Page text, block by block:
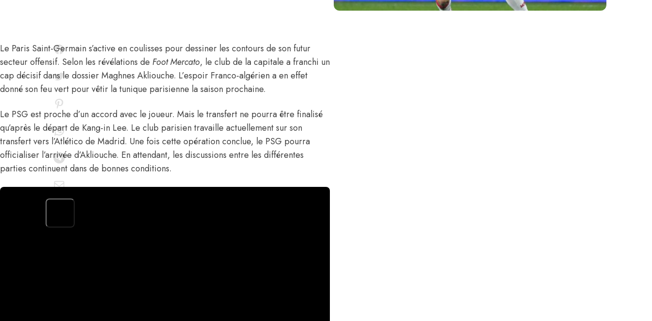
Le Paris Saint-Germain s’active en coulisses pour dessiner les contours de son futur
secteur offensif. Selon les révélations de Foot Mercato, le club de la capitale a franchi un
cap décisif dans le dossierMaghnes Akliouche. L’espoir Franco-algérien a en effet
donné son feu vert pour vêtir la tunique parisienne la saison prochaine.
Le PSG est proche d’un accord avec le joueur. Mais le transfert ne pourra être finalisé
qu’après le départ de Kang-in Lee. Le club parisien travaille actuellement sur son
transfert vers l’Atlético de Madrid. Une fois cette opération conclue, le PSG pourra
officialiser l’arrivée d’Akliouche. En attendant, les discussions entre les différentes
parties continuent dans de bonnes conditions.